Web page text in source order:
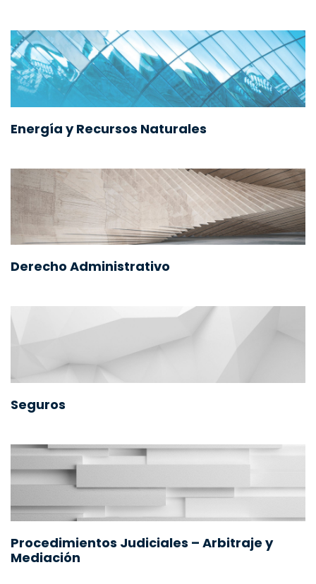
Energía y Recursos Naturales
Derecho Administrativo
Seguros
Procedimientos Judiciales – Arbitraje y
Mediación